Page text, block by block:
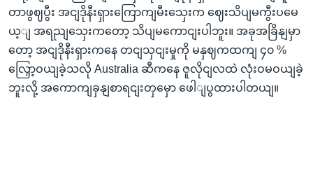
တာဖွဈပွီး အငျဒိုနီးရှားကြောကျမီးသှေးက ဈေးသိပျမကွီးပမေ
ယ့ျ အရညျသှေးကတော့ သိပျမကောငျးပါဘူး။ အခုအခြိနျမှာ
တော့ အငျဒိုနီးရှားကနေ တငျသှငျးမှုကို မနှဈကထကျ ၄၀ %
လြှော့ဝယျခဲ့သလို Australia ဆီကနေ ဇူလိုငျလထဲ လုံးဝမဝယျခဲ့
ဘူးလို့ အကောကျခှနျစာရငျးတှမှော ဖေါျပွထားပါတယျ။